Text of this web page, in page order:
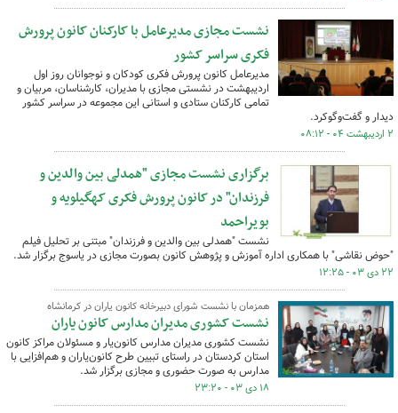
نشست مجازی مدیرعامل با کارکنان کانون پرورش
فکری سراسر کشور
مدیرعامل کانون پرورش فکری کودکان و نوجوانان روز اول
اردیبهشت در نشستی مجازی با مدیران، کارشناسان، مربیان و
تمامی کارکنان ستادی و استانی این مجموعه در سراسر کشور
دیدار و گفت‌وگوکرد.
۲ اردیبهشت ۰۴ - ۰۸:۱۲
برگزاری نشست مجازی "همدلی بین والدین و
فرزندان" در کانون پرورش فکری کهگیلویه و
بویراحمد
نشست "همدلی بین والدین و فرزندان" مبتنی بر تحلیل فیلم
"حوض نقاشی" با همکاری اداره آموزش و پژوهش کانون بصورت مجازی در یاسوج برگزار شد.
۲۲ دی ۰۳ - ۱۲:۲۵
همزمان با نشست شورای دبیرخانه کانون یاران در کرمانشاه
نشست کشوری مدیران مدارس کانون یاران
نشست کشوری مدیران مدارس کانون‌یار و مسئولان مراکز کانون
استان کردستان در راستای تبیین طرح کانون‌یاران و هم‌افزایی با
مدارس به صورت حضوری و مجازی برگزار شد.
۱۸ دی ۰۳ - ۲۳:۲۰